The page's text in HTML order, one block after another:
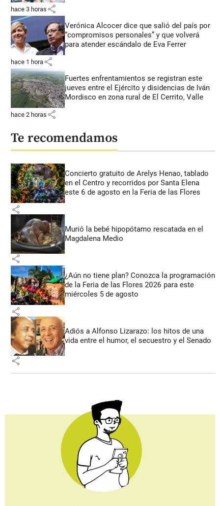
hace 3 horas share
Verónica Alcocer dice que salió del país por
“compromisos personales” y que volverá
para atender escándalo de Eva Ferrer
hace 1 hora share
Fuertes enfrentamientos se registran este
jueves entre el Ejército y disidencias de Iván
Mordisco en zona rural de El Cerrito, Valle
hace 2 horas share
Te recomendamos
Concierto gratuito de Arelys Henao, tablado
en el Centro y recorridos por Santa Elena
este 6 de agosto en la Feria de las Flores
share
Murió la bebé hipopótamo rescatada en el
Magdalena Medio
share
¿Aún no tiene plan? Conozca la programación
de la Feria de las Flores 2026 para este
miércoles 5 de agosto
share
Adiós a Alfonso Lizarazo: los hitos de una
vida entre el humor, el secuestro y el Senado
share